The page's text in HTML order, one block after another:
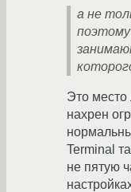
а не
Это место
нахрен
Terminal
не пятую